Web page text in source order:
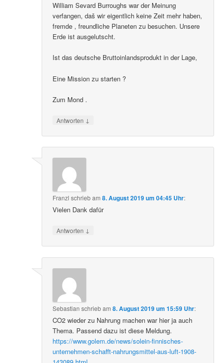
William Sevard Burroughs war der Meinung
verfangen, daš wir eigentlich keine Zeit mehr haben,
fremde , freundliche Planeten zu besuchen. Unsere
Erde ist ausgelutscht.
Ist das deutsche Bruttoinlandsprodukt in der Lage,
Eine Mission zu starten ?
Zum Mond .
Antworten ↓
Franzl schriebam8. August 2019 um 04:45 Uhr:
Vielen Dank dafür
Antworten ↓
Sebastian schriebam8. August 2019 um 15:59 Uhr:
CO2 wieder zu Nahrung machen war hier ja auch
Thema. Passend dazu ist diese Meldung.
https://www.golem.de/news/solein-finnisches-
unternehmen-schafft-nahrungsmittel-aus-luft-1908-